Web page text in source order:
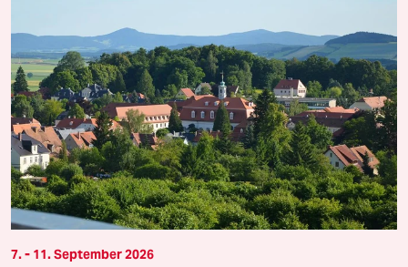
7. - 11. September 2026